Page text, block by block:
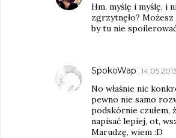
Hm, myślę i myślę, i
zgrzytnęło? Możesz
by tu nie
SpokoWap
No właśnie nic
pewno nie samo
podskórnie czułem,
napisać lepiej, ot,
Marudzę, wiem :D